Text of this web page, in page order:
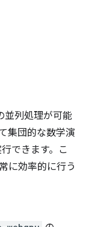
並列処理が可能
集団的な数学演
できます。こ
に効率的に行う